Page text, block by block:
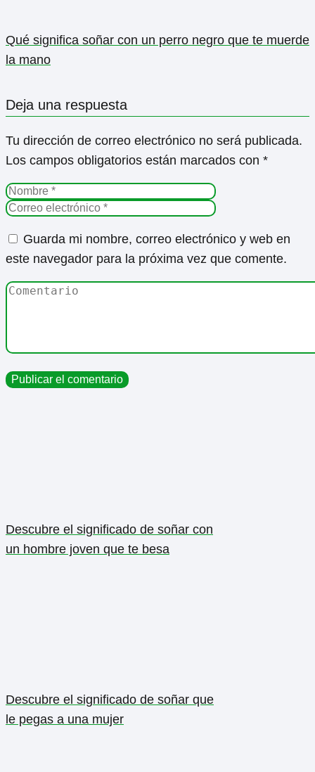
Qué significa soñar con un perro negro que te muerde
la mano
Deja una respuesta
Tu dirección de correo electrónico no será publicada.
Los campos obligatorios están marcados con *
Guarda mi nombre, correo electrónico y web en
este navegador para la próxima vez que comente.
Descubre el significado de soñar con
un hombre joven que te besa
Descubre el significado de soñar que
le pegas a una mujer